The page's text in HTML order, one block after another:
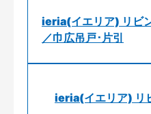
ieria(イエリア) リビ
／巾広吊戸･片引
ieria(イエリア) リ